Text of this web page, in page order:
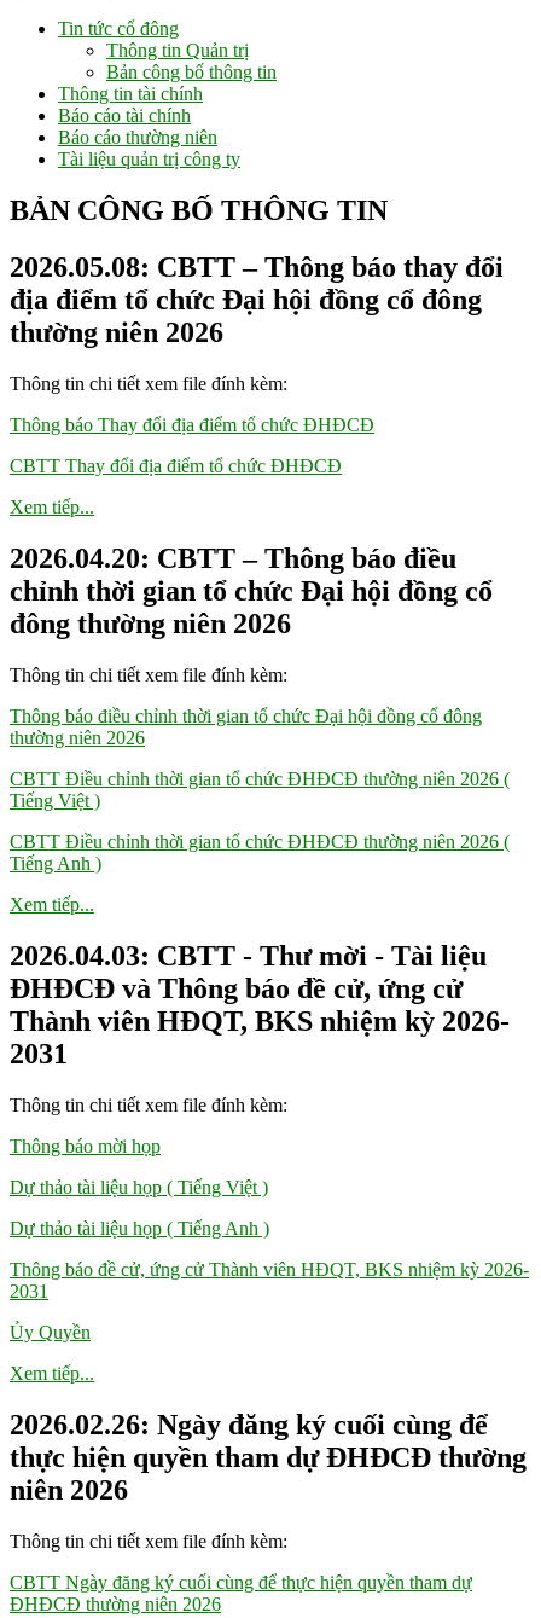
Tin tức cổ đông
Thông tin Quản trị
Bản công bố thông tin
Thông tin tài chính
Báo cáo tài chính
Báo cáo thường niên
Tài liệu quản trị công ty
BẢN CÔNG BỐ THÔNG TIN
2026.05.08: CBTT – Thông báo thay đổi
địa điểm tổ chức Đại hội đồng cổ đông
thường niên 2026
Thông tin chi tiết xem file đính kèm:
Thông báo Thay đổi địa điểm tổ chức ĐHĐCĐ
CBTT Thay đổi địa điểm tổ chức ĐHĐCĐ
Xem tiếp...
2026.04.20: CBTT – Thông báo điều
chỉnh thời gian tổ chức Đại hội đồng cổ
đông thường niên 2026
Thông tin chi tiết xem file đính kèm:
Thông báo điều chỉnh thời gian tổ chức Đại hội đồng cổ đông
thường niên 2026
CBTT Điều chỉnh thời gian tổ chức ĐHĐCĐ thường niên 2026 (
Tiếng Việt )
CBTT Điều chỉnh thời gian tổ chức ĐHĐCĐ thường niên 2026 (
Tiếng Anh )
Xem tiếp...
2026.04.03: CBTT - Thư mời - Tài liệu
ĐHĐCĐ và Thông báo đề cử, ứng cử
Thành viên HĐQT, BKS nhiệm kỳ 2026-
2031
Thông tin chi tiết xem file đính kèm:
Thông báo mời họp
Dự thảo tài liệu họp ( Tiếng Việt )
Dự thảo tài liệu họp ( Tiếng Anh )
Thông báo đề cử, ứng cử Thành viên HĐQT, BKS nhiệm kỳ 2026-
2031
Ủy Quyền
Xem tiếp...
2026.02.26: Ngày đăng ký cuối cùng để
thực hiện quyền tham dự ĐHĐCĐ thường
niên 2026
Thông tin chi tiết xem file đính kèm:
CBTT Ngày đăng ký cuối cùng để thực hiện quyền tham dự
ĐHĐCĐ thường niên 2026